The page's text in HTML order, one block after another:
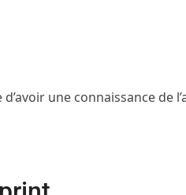
une connaissance de